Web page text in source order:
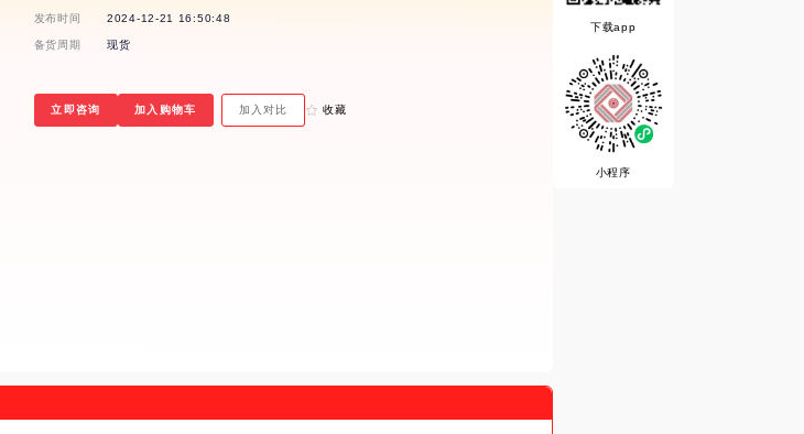
发布时间 2024-12-21 16:50:48
备货周期 现货
立即咨询 加入购物车 加入对比 收藏
下载app
小程序